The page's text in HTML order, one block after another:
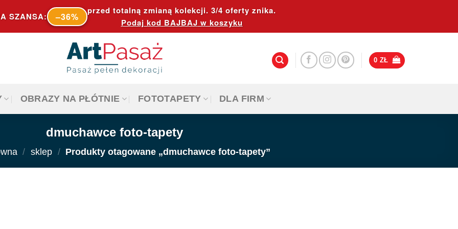
SZANSA: –36%
przed totalną zmianą kolekcji. 3/4 oferty znika.
Podaj kod BAJBAJ w koszyku
0 ZŁ
OBRAZY NA PŁÓTNIE FOTOTAPETY DLA FIRM
dmuchawce foto-tapety
/ sklep / Produkty otagowane „dmuchawce foto-tapety”